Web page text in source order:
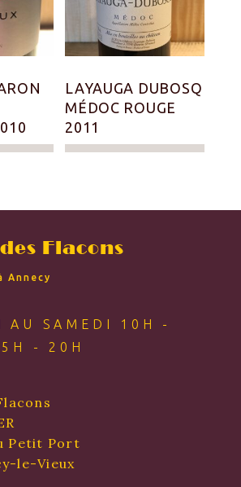
LAYAUGA DUBOSQ
MÉDOC ROUGE
2011
Flacons
Annecy
AU SAMEDI 10H -
- 20H
Petit Port
le-Vieux